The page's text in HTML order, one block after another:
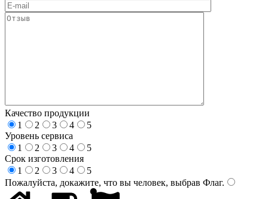
Качество продукции
1
2 3 4
5
Уровень сервиса
1
2 3 4
5
Срок изготовления
1
2 3 4
5
Пожалуйста, докажите, что вы человек, выбрав Флаг.